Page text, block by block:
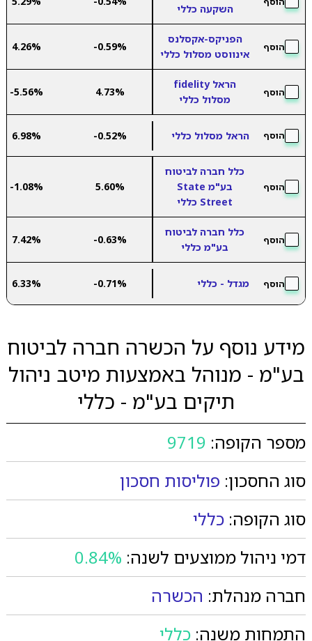
השקעה כללי
הוסף
הפניקס-אקסלנס
אינווסט מסלול כללי
-0.59%
4.26%
הוסף
הראל fidelity
מסלול כללי
4.73%
-5.56%
הוסף הראל מסלול כללי -0.52%
6.98%
הוסף
כלל חברה לביטוח
בע"מ State
Street כללי
5.60%
-1.08%
הוסף
כלל חברה לביטוח
בע"מ כללי
-0.63%
7.42%
הוסף מגדל - כללי -0.71%
6.33%
מידע נוסף על הכשרה חברה לביטוח
בע"מ - מנוהל באמצעות מיטב ניהול
תיקים בע"מ - כללי
מספר הקופה: 9719
סוג החסכון: פוליסות חסכון
סוג הקופה: כללי
דמי ניהול ממוצעים לשנה: 0.84%
חברה מנהלת: הכשרה
התמחות משנה: כללי